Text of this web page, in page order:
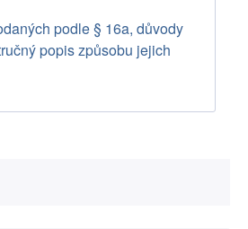
podle § 16a, důvody
popis způsobu jejich